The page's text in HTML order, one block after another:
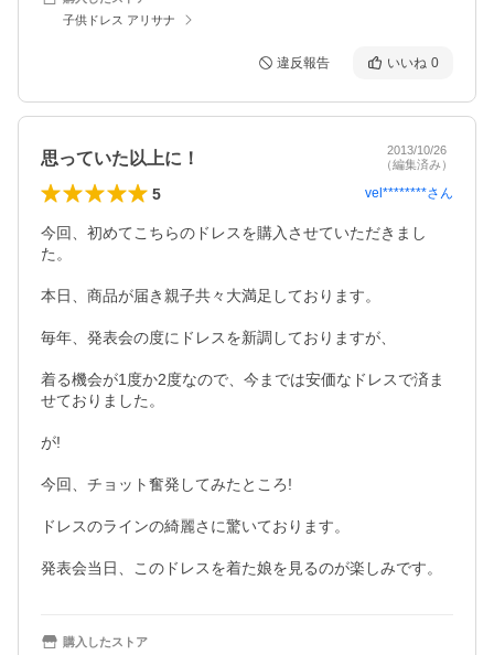
子供ドレス アリサナ
違反報告 いいね 0
思っていた以上に！
2013/10/26
（編集済み）
5 vel********さん
今回、初めてこちらのドレスを購入させていただきまし
た。
本日、商品が届き親子共々大満足しております。
毎年、発表会の度にドレスを新調しておりますが、
着る機会が1度か2度なので、今までは安価なドレスで済ま
せておりました。
が!
今回、チョット奮発してみたところ!
ドレスのラインの綺麗さに驚いております。
発表会当日、このドレスを着た娘を見るのが楽しみです。
購入したストア